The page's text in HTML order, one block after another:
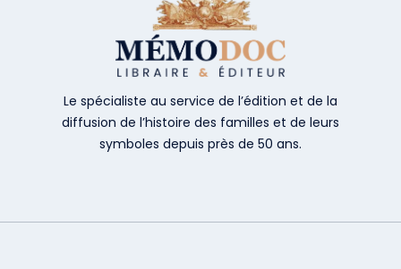
Le spécialiste au service de l’édition et de la
diffusion de l’histoire des familles et de leurs
symboles depuis près de 50 ans.